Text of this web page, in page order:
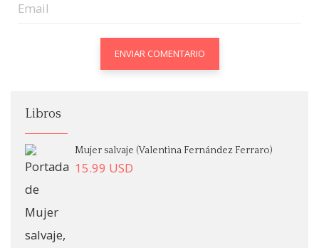
Libros
Mujer salvaje (Valentina Fernández Ferraro)
15.99 USD